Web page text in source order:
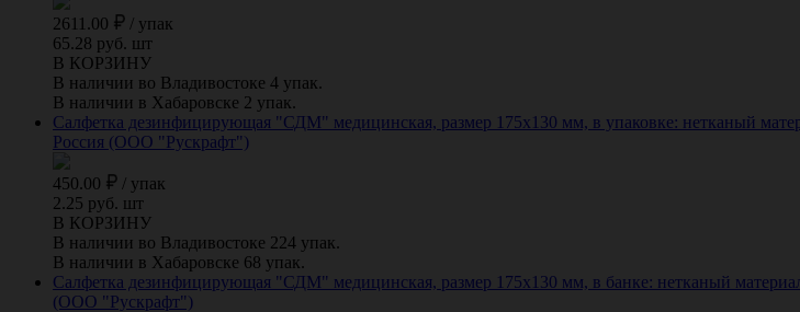
2611.00 / упак
65.28 руб. шт
В КОРЗИНУ
В наличии во Владивостоке 4 упак.
В наличии в Хабаровске 2 упак.
Салфетка дезинфицирующая "СДМ" медицинская, размер 175х130 мм, в упаковке: нетканый
Россия (ООО "Рускрафт")
450.00 / упак
2.25 руб. шт
В КОРЗИНУ
В наличии во Владивостоке 224 упак.
В наличии в Хабаровске 68 упак.
Салфетка дезинфицирующая "СДМ" медицинская, размер 175х130 мм, в банке: нетканый
(ООО "Рускрафт")